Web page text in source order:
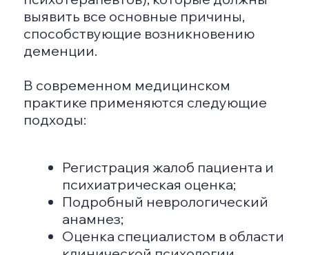
Если деменция возникает в молодом
возрасте, важно восполнить
недостаток витаминов группы В и
фолиевой кислоты, поскольку это
умственную, так и физическую
активность.
СПОСОБЫ СНИЖЕНИЯ РИСКА. КАК
СОХРАНИТЬ УМ И ПАМЯТЬ ПРИ
Подходы к снижению риска развития
заболевания можно разделить на
социальные и индивидуальные.
Проведение последовательной